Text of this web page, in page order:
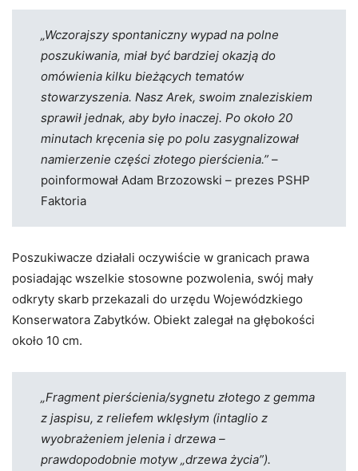
„Wczorajszy spontaniczny wypad na polne
poszukiwania, miał być bardziej okazją do
omówienia kilku bieżących tematów
stowarzyszenia. Nasz Arek, swoim znaleziskiem
sprawił jednak, aby było inaczej. Po około 20
minutach kręcenia się po polu zasygnalizował
namierzenie części złotego pierścienia.”–
poinformował Adam Brzozowski – prezes PSHP
Faktoria
Poszukiwacze działali oczywiście w granicach prawa
posiadając wszelkie stosowne pozwolenia, swój mały
odkryty skarb przekazali do urzędu Wojewódzkiego
Konserwatora Zabytków. Obiekt zalegał na głębokości
około 10 cm.
„Fragment pierścienia/sygnetu złotego z gemma
z jaspisu, z reliefem wklęsłym (intaglio z
wyobrażeniem jelenia i drzewa –
prawdopodobnie motyw „drzewa życia”).